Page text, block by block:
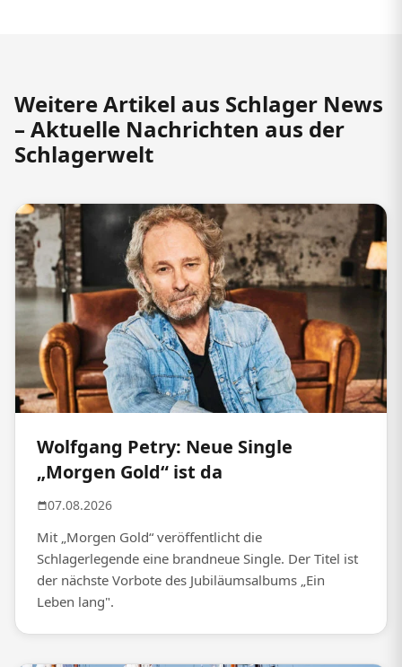
Weitere Artikel aus Schlager News
– Aktuelle Nachrichten aus der
Schlagerwelt
Wolfgang Petry: Neue Single
„Morgen Gold“ ist da
07.08.2026
Mit „Morgen Gold“ veröffentlicht die
Schlagerlegende eine brandneue Single. Der Titel ist
der nächste Vorbote des Jubiläumsalbums „Ein
Leben lang".